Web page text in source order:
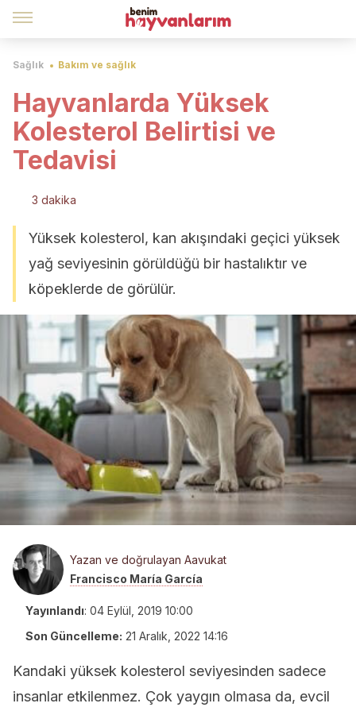
Sağlık Bakım ve sağlık
Hayvanlarda Yüksek
Kolesterol Belirtisi ve
Tedavisi
3 dakika
Yüksek kolesterol, kan akışındaki geçici yüksek
yağ seviyesinin görüldüğü bir hastalıktır ve
köpeklerde de görülür.
Yazan ve doğrulayan Aavukat
Francisco María García
Yayınlandı: 04 Eylül, 2019 10:00
Son Güncelleme: 21 Aralık, 2022 14:16
Kandaki yüksek kolesterol seviyesinden sadece
insanlar etkilenmez. Çok yaygın olmasa da, evcil